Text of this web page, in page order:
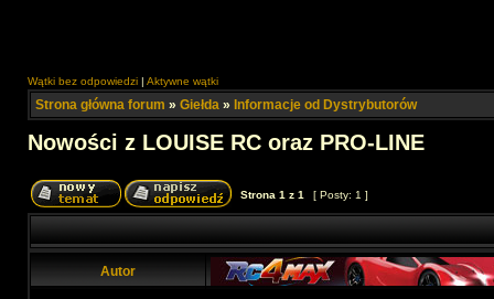
Wątki bez odpowiedzi | Aktywne wątki
Strona główna forum » Giełda » Informacje od Dystrybutorów
Nowości z LOUISE RC oraz PRO-LINE
Strona 1 z 1 [ Posty: 1 ]
Autor